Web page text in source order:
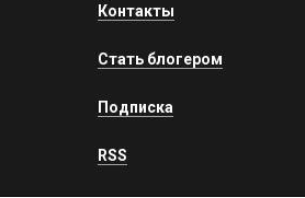
Контакты
Стать блогером
Подписка
RSS